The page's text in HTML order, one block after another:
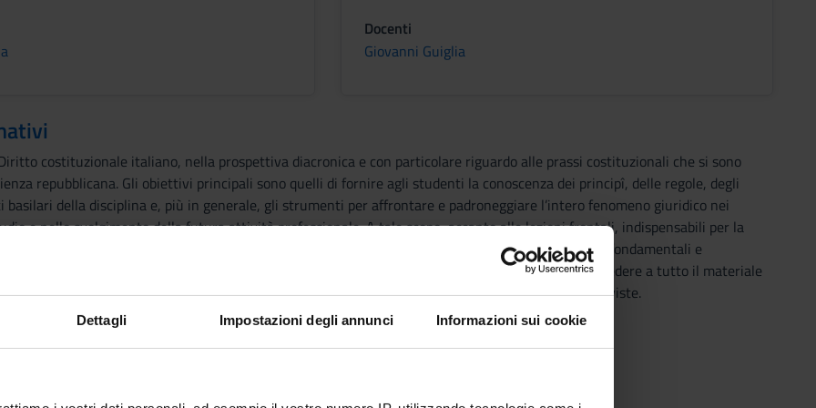
Dettagli Impostazioni degli annunci Informazioni sui cookie
Docenti
Giovanni Guiglia
costituzionale italiano, nella prospettiva diacronica e con particolare riguardo alle prassi costituzionali che si sono
repubblicana. Gli obiettivi principali sono quelli di fornire agli studenti la conoscenza dei principî, delle regole, degli
della disciplina e, più in generale, gli strumenti per affrontare e padroneggiare l’intero fenomeno giuridico nei
e nello svolgimento della futura attività professionale. A tale scopo, accanto alle lezioni frontali, indispensabili per la
basilari, verranno svolte esercitazioni utili all'apprendimento degli strumenti applicativi fondamentali e
delle conoscenze teoriche. Inoltre, avvalendosi della piattaforma e-learning di Ateneo, si potrà accedere a tutto il materiale
lezioni, con l'obiettivo di consentire una più agevole preparazione alle prove di valutazione previste.